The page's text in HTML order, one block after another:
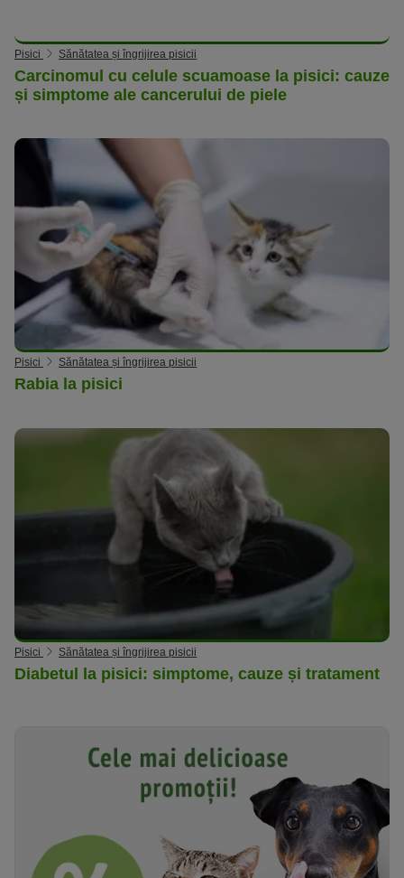
Pisici Sănătatea și îngrijirea pisicii
Carcinomul cu celule scuamoase la pisici: cauze
și simptome ale cancerului de piele
Pisici Sănătatea și îngrijirea pisicii
Rabia la pisici
Pisici Sănătatea și îngrijirea pisicii
Diabetul la pisici: simptome, cauze și tratament